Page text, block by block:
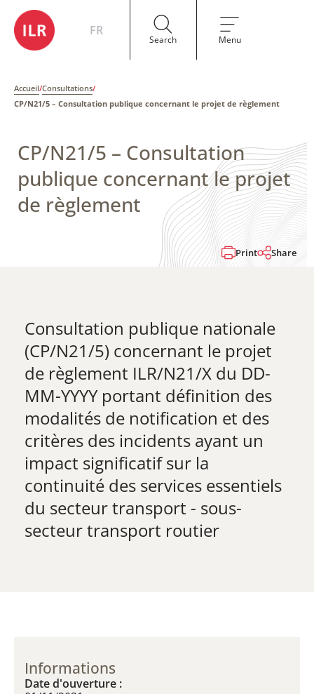
FR
Search Menu
Accueil/Consultations/
CP/N21/5 – Consultation publique concernant le projet de règlement
CP/N21/5 – Consultation
publique concernant le projet
de règlement
Print Share
Consultation publique nationale
(CP/N21/5) concernant le projet
de règlement ILR/N21/X du DD-
MM-YYYY portant définition des
modalités de notification et des
critères des incidents ayant un
impact significatif sur la
continuité des services essentiels
du secteur transport - sous-
secteur transport routier
Informations
Date d'ouverture :